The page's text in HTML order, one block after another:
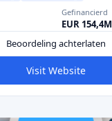
Gefinancierd
EUR 154,4M
Beoordeling achterlaten
Visit Website